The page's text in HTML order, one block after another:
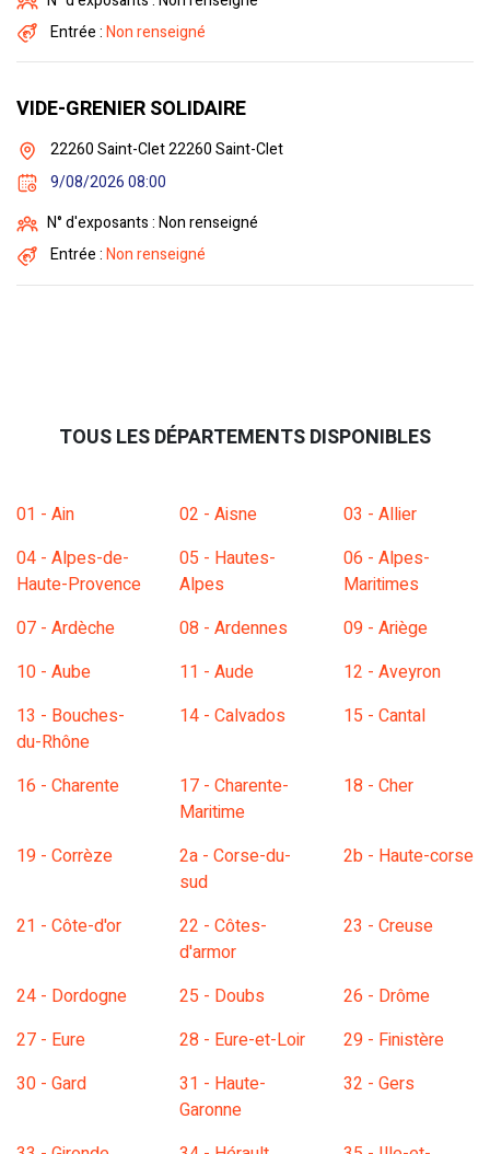
Entrée :Non renseigné
VIDE-GRENIER SOLIDAIRE
22260 Saint-Clet 22260 Saint-Clet
9/08/2026 08:00
N° d'exposants : Non renseigné
Entrée :Non renseigné
TOUS LES DÉPARTEMENTS DISPONIBLES
01 - Ain 02 - Aisne
03 - Allier
04 - Alpes-de-
Haute-Provence
05 - Hautes-
Alpes
06 - Alpes-
Maritimes
07 - Ardèche
08 - Ardennes
09 - Ariège
10 - Aube
11 - Aude
12 - Aveyron
13 - Bouches-
du-Rhône
14 - Calvados 15 - Cantal
16 - Charente
17 - Charente-
Maritime
18 - Cher
19 - Corrèze
2a - Corse-du-
sud
2b - Haute-corse
21 - Côte-d'or
22 - Côtes-
d'armor
23 - Creuse
24 - Dordogne 25 - Doubs
26 - Drôme
27 - Eure
28 - Eure-et-Loir
29 - Finistère
30 - Gard
31 - Haute-
Garonne
32 - Gers